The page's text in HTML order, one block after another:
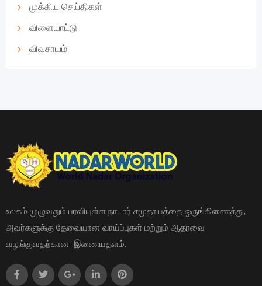
முக்கிய செய்திகள்
விளையாட்டு
விவசாயம்
உலகம் முழுவதும் பரவியுள்ள நாடார் சமுதாயத்தை ஒருங்கிணைத்து,
அவர்களுக்கு தேவையான வாய்ப்புகள் மற்றும் ஆதரவை
வழங்குவதற்கான இணையதளம்.